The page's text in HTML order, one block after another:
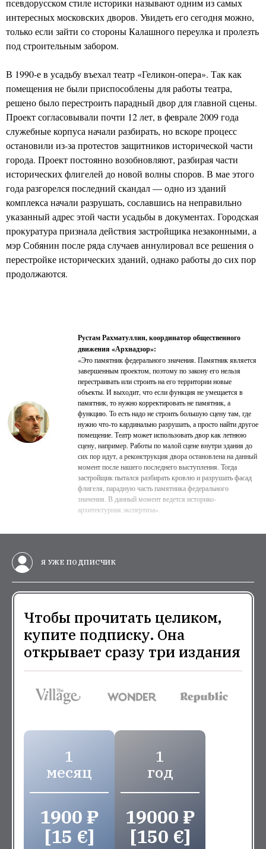
интересных московских дворов. Увидеть его сегодня можно,
только если зайти со стороны Калашного переулка и пролезть
под строительным забором.
В 1990-е в усадьбу въехал театр «Геликон-опера». Так как
помещения не были приспособлены для работы театра,
решено было перестроить парадный двор для главной сцены.
Проект согласовывали почти 12 лет, в феврале 2009 года
служебные корпуса начали разбирать, но вскоре процесс
остановили из-за протестов защитников исторической части
города. Проект постоянно возобновляют, разбирая части
исторических флигелей до новой волны споров. В мае этого
года разгорелся последний скандал — одно из зданий
комплекса начали разрушать, сославшись на неправильно
указанный адрес этой части усадьбы в документах. Городская
прокуратура признала действия застройщика незаконными, а
мэр Собянин после ряда случаев аннулировал все решения о
перестройке исторических зданий, однако работы до сих пор
продолжаются.
Рустам Рахматуллин, координатор общественного
движения «Архнадзор»:
«Это памятник федерального значения. Памятник является
завершенным проектом, поэтому по закону его нельзя
перестраивать или строить на его территории новые
объекты. И выходит, что если функция не умещается в
памятник, то нужно корректировать не памятник, а
функцию. То есть надо не строить большую сцену там, где
нужно что-то кардинально разрушать, а просто найти другое
помещение. Театр может использовать двор как летнюю
сцену, например. Работы по малой сцене внутри здания до
сих пор идут, а реконструкция двора остановлена на данный
момент после нашего последнего выступления. Тогда
застройщик пытался разбирать кровлю и разрушать фасад
флигеля, парадную часть памятника федерального
значения. В данный момент ведется историко-
архитектурная экспертиза».
Я УЖЕ ПОДПИСЧИК
Чтобы прочитать целиком,
купите подписку. Она
открывает сразу три издания
1
месяц
1900 ₽
[15 €]
1
год
19000 ₽
[150 €]